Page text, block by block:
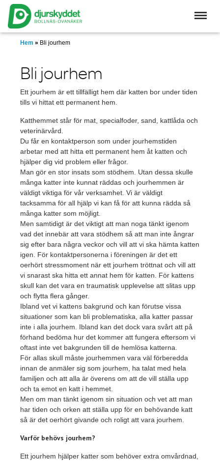
Skip
main
contentHem » Bli jourhem
Bli jourhem
Ett jourhem är ett tillfälligt hem där katten bor under tiden
tills vi hittat ett permanent hem.
Katthemmet står för mat, specialfoder, sand, kattlåda och
veterinärvård.
Du får en kontaktperson som under jourhemstiden
arbetar med att hitta ett permanent hem åt katten och
hjälper dig vid problem eller frågor.
Man gör en stor insats som stödhem. Utan dessa skulle
många katter inte kunnat räddas och jourhemmen är
väldigt viktiga för vår verksamhet. Vi är väldigt
tacksamma för all hjälp vi kan få för att kunna rädda så
många katter som möjligt.
Men samtidigt är det viktigt att man noga tänkt igenom
vad det innebär att vara stödhem så att man inte ångrar
sig efter bara några veckor och vill att vi ska hämta katten
igen. För kontaktpersonerna i föreningen är det ett
oerhört stressmoment när ett jourhem tröttnat och vill att
vi snarast ska hitta ett annat hem för katten. För kattens
skull kan det vara en traumatisk upplevelse att slitas upp
och flytta flera gånger.
Ibland vet vi kattens bakgrund och kan förutse vissa
situationer som kan bli problematiska, alla katter passar
inte i alla jourhem. Ibland kan det dock vara svårt att på
förhand bedöma hur det kommer att fungera eftersom vi
oftast inte vet bakgrunden till de hemlösa katterna.
För allas skull måste jourhemmen vara väl förberedda
innan de anmäler sig som jourhem, ha talat med hela
familjen och att alla är överens om att de vill ställa upp
och ta emot en katt i hemmet.
Men om man tänkt igenom sin situation och vet att man
har tiden och orken att ställa upp för en behövande katt
så är det oerhört givande och roligt att vara jourhem.
Varför behövs jourhem?
Ett jourhem hjälper katter som behöver extra omvårdnad,